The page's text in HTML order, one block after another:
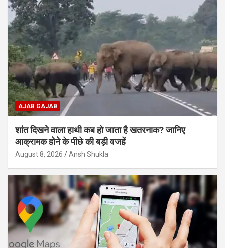
AJAB GAJAB
शांत दिखने वाला हाथी कब हो जाता है खतरनाक? जानिए
आक्रामक होने के पीछे की बड़ी वजहें
August 8, 2026 Ansh Shukla